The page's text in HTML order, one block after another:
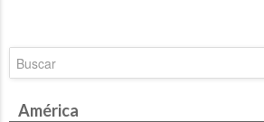
América